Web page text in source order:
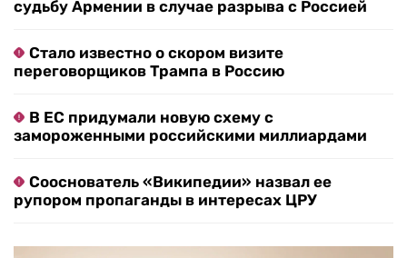
судьбу Армении в случае разрыва с Россией
Стало известно о скором визите
переговорщиков Трампа в Россию
В ЕС придумали новую схему с
замороженными российскими миллиардами
Сооснователь «Википедии» назвал ее
рупором пропаганды в интересах ЦРУ